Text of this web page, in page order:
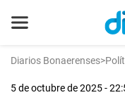
Diarios Bonaerenses>
5 de octubre de 2025 -